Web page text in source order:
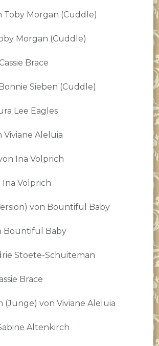
Toby Morgan (Cuddle)
Morgan (Cuddle)
Brace
Sieben (Cuddle)
Lee Eagles
Viviane Aleluia
Ina Volprich
Ina Volprich
von Bountiful Baby
Bountiful Baby
Stoete-Schuiteman
Brace
(Junge) von Viviane Aleluia
Altenkirch